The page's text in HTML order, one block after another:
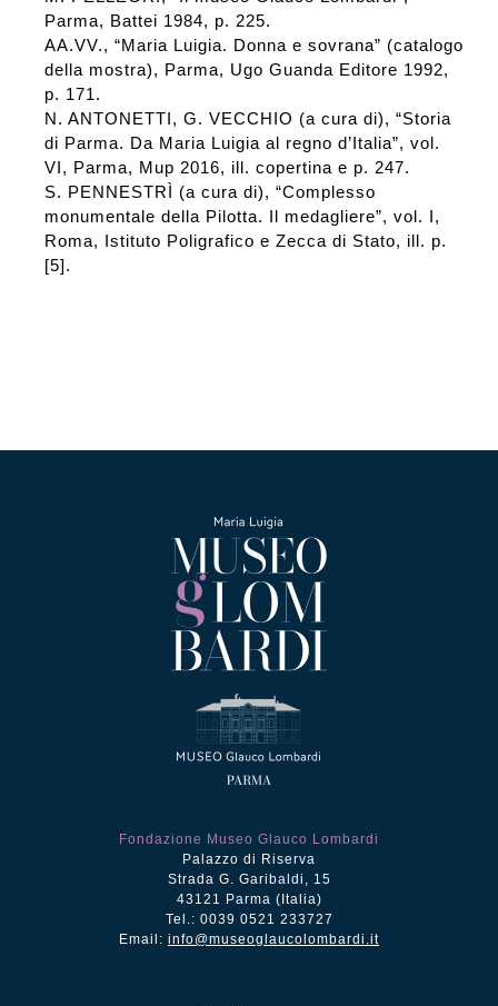
Parma, Battei 1984, p. 225.
AA.VV., “Maria Luigia. Donna e sovrana” (catalogo
della mostra), Parma, Ugo Guanda Editore 1992,
p. 171.
N. ANTONETTI, G. VECCHIO (a cura di), “Storia
di Parma. Da Maria Luigia al regno d’Italia”, vol.
VI, Parma, Mup 2016, ill. copertina e p. 247.
S. PENNESTRÌ (a cura di), “Complesso
monumentale della Pilotta. Il medagliere”, vol. I,
Roma, Istituto Poligrafico e Zecca di Stato, ill. p.
[5].
Fondazione Museo Glauco Lombardi
Palazzo di Riserva
Strada G. Garibaldi, 15
43121 Parma (Italia)
Tel.: 0039 0521 233727
Email: info@museoglaucolombardi.it